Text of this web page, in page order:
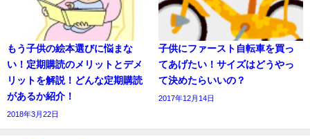
もう子供の絵本選びに悩まな
い！定期購読のメリットとデメ
リットを解説！どんな定期購読
があるか紹介！
2018年3月22日
子供にファースト自転車を買っ
てあげたい！サイズはどうやっ
て決めたらいいの？
2017年12月14日